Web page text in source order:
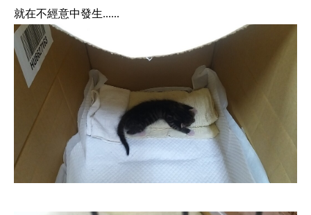
就在不經意中發生......